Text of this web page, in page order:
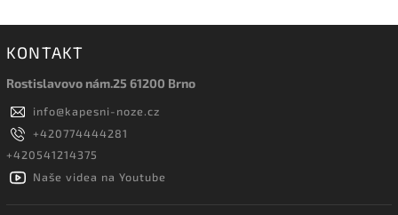
KONTAKT
Rostislavovo nám.25 61200 Brno
info@kapesni-noze.cz
+420774444281
+420541214375
Naše videa na Youtube